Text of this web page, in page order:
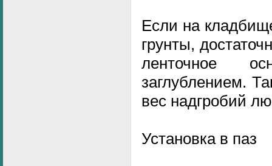
Если на
грунты,
ленточное
заглублением.
вес надгробий
Установка в паз